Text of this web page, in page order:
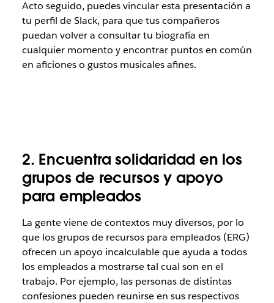
Acto seguido, puedes vincular esta presentación a
tu perfil de Slack, para que tus compañeros
puedan volver a consultar tu biografía en
cualquier momento y encontrar puntos en común
en aficiones o gustos musicales afines.
2. Encuentra solidaridad en los
grupos de recursos y apoyo
para empleados
La gente viene de contextos muy diversos, por lo
que los grupos de recursos para empleados (ERG)
ofrecen un apoyo incalculable que ayuda a todos
los empleados a mostrarse tal cual son en el
trabajo. Por ejemplo, las personas de distintas
confesiones pueden reunirse en sus respectivos